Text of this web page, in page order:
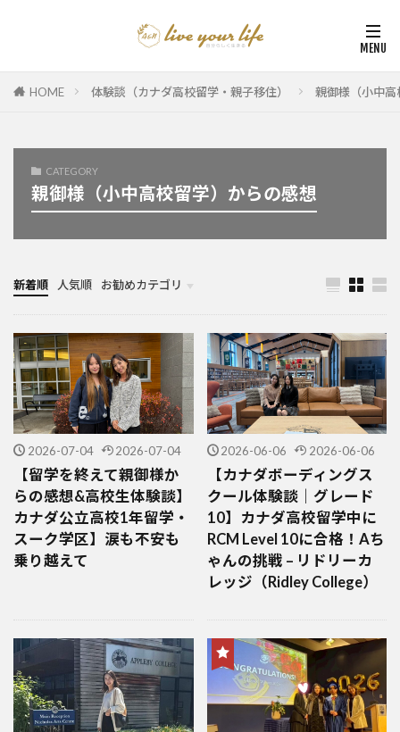
HOME 体験談（カナダ高校留学・親子移住） 親御様（小中
CATEGORY
親御様（小中高校留学）からの感想
新着順 人気順 お勧めカテゴリ
カナダ中学・高校留学
カナダ親子留学・教育移住
体験談（カナダ高校留学・親子移住）
カナダ留学カウンセリング内容実例集
2026-07-04 2026-07-04
【留学を終えて親御様か
らの感想&高校生体験談】
カナダ公立高校1年留学・
スーク学区】涙も不安も
乗り越えて
2026-06-06 2026-06-06
【カナダボーディングス
クール体験談｜グレード
10】カナダ高校留学中に
RCM Level 10に合格！Aち
ゃんの挑戦 – リドリーカ
レッジ（Ridley College）